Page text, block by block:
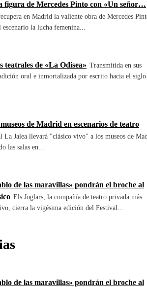
figura de Mercedes Pinto con «Un señor…
en Madrid la valiente obra de Mercedes
la lucha femenina...
teatrales de «La Odisea» Transmitida en sus
oral e inmortalizada por escrito hacia el
de Madrid en escenarios de teatro
La Jalea llevará "clásico vivo" a los museos de
las salas en...
de las maravillas» pondrán el broche al
Els Joglars, la compañía de teatro privada más
cierra la vigésima edición del Festival...
de las maravillas» pondrán el broche al